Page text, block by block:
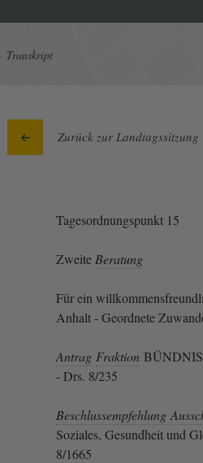
Transkript
Zurück zur Landtagssitzung
Tagesordnungspunkt 15
Zweite Beratung
Für ein
Anhalt - Geordnete
Antrag Fraktion
- Drs. 8/235
Beschlussempfehlung
Soziales, Gesundheit und
8/1665